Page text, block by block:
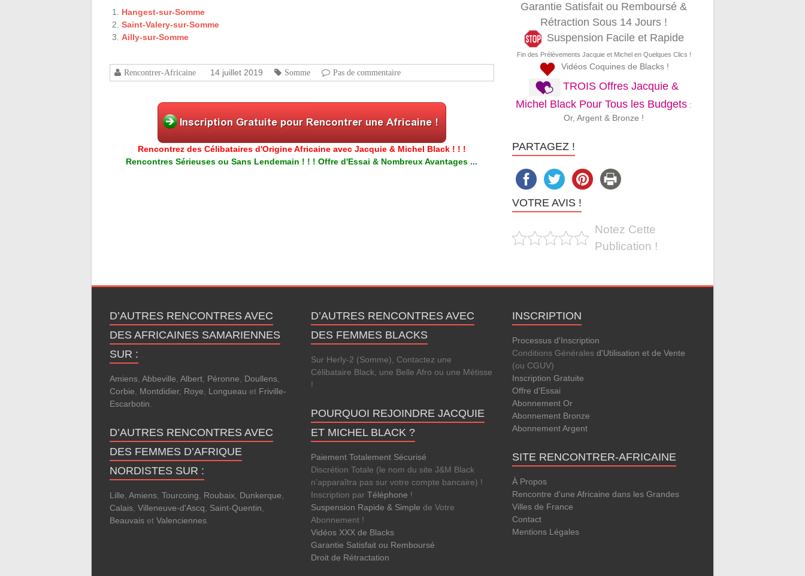
Hangest-sur-Somme
Saint-Valery-sur-Somme
Ailly-sur-Somme
Rencontrer-Africaine 14 juillet 2019 Somme Pas de commentaire
Rencontrez des Célibataires d'Origine Africaine avec Jacquie & Michel Black ! ! !
Rencontres Sérieuses ou Sans Lendemain ! ! ! Offre d'Essai & Nombreux Avantages ...
Garantie Satisfait ou Remboursé &
Rétraction Sous 14 Jours !
Suspension Facile et Rapide
Fin des Prélèvements Jacquie et Michel en Quelques Clics !
Vidéos Coquines de Blacks !
TROIS Offres Jacquie &
Michel Black Pour Tous les Budgets :
Or, Argent & Bronze !
PARTAGEZ !
VOTRE AVIS !
Notez Cette
Publication !
D’AUTRES RENCONTRES AVEC
DES AFRICAINES SAMARIENNES
SUR :
Amiens Abbeville Albert Péronne Doullens
Corbie
Montdidier, Roye Longueau et Friville-
Escarbotin
D’AUTRES RENCONTRES AVEC
DES FEMMES D’AFRIQUE
NORDISTES SUR :
Lille Amiens Tourcoing Roubaix Dunkerque
Calais Villeneuve-d'Ascq Saint-Quentin
Beauvais et Valenciennes
D’AUTRES RENCONTRES AVEC
DES FEMMES BLACKS
Sur Herly-2 (Somme), Contactez une
Célibataire Black, une Belle Afro ou une Métisse
!
POURQUOI REJOINDRE JACQUIE
ET MICHEL BLACK ?
Paiement Totalement Sécurisé
Discrétion Totale (le nom du site J&M Black
n’apparaîtra pas sur votre compte bancaire) !
Inscription par Téléphone !
Suspension Rapide & Simple de Votre
Abonnement !
Vidéos XXX de Blacks
Garantie Satisfait ou Remboursé
Droit de Rétractation
INSCRIPTION
Processus d'Inscription
Conditions Générales d'Utilisation et de Vente
(ou CGUV)
Inscription Gratuite
Offre d'Essai
Abonnement Or
Abonnement Bronze
Abonnement Argent
SITE RENCONTRER-AFRICAINE
À Propos
Rencontre d'une Africaine dans les Grandes
Villes de France
Contact
Mentions Légales